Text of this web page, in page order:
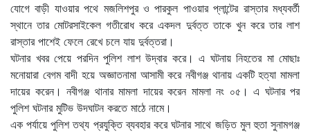
যোগে বাড়ী যাওয়ার পথে মজলিশপুর ও পারকুল পাওয়ার প্লান্টের রাস্তার মধ্যবর্তী
স্থানে তার মোটরসাইকেল গতীরোধ করে একদল দুর্বত্ত তাকে খুন করে তার লাশ
রাস্তার পাশেই ফেলে রেখে চলে যায় দুর্বত্তরা।
ঘটনার খবর পেয়ে পরদিন পুলিশ লাশ উদ্বার করে। এ ঘটনায় নিহতের মা মোছাঃ
মনোয়ারা বেগম বাদী হয়ে অজ্ঞাতনামা আসামী করে নবীগঞ্জ থানায় একটি হত্যা মামলা
দায়ের করেন। নবীগঞ্জ থানার মামলা দায়ের করেন মামলা নং ০৫। এ ঘটনার পর
পুলিশ ঘটনার মুটিভ উদঘাটন করতে মাঠে নামে।
এক পর্যায়ে পুলিশ তথ্য প্রযুক্তি ব্যবহার করে ঘটনার সাথে জড়িত মুল হুতা সুনামগঞ্জ